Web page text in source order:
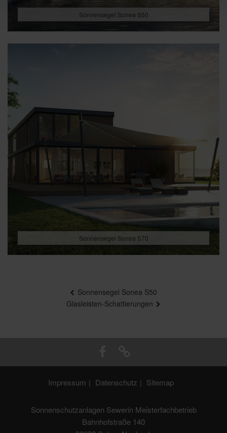
Sonnensegel Sonea S50
Sonnensegel Sonea S70
Sonnensegel Sonea S50
Glasleisten-Schattierungen
Impressum Datenschutz Sitemap
Sonnenschutzanlagen Sewerin Meisterfachbetrieb
Bahnhofstraße 140